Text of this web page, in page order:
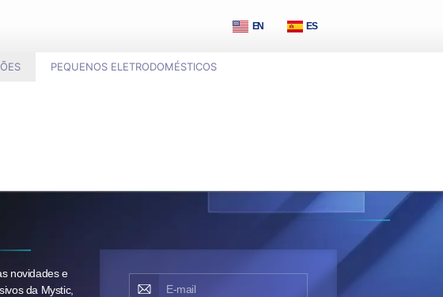
EN ES
PEQUENOS ELETRODOMÉSTICOS
novidades e
da Mystic,